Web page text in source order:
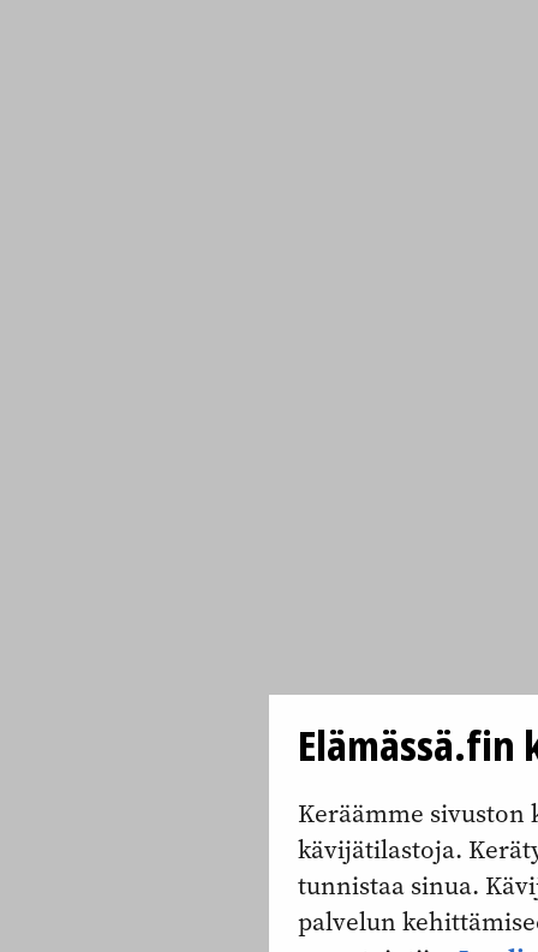
Keräämme sivuston
kävijätilastoja.
tunnistaa sinua.
palvelun